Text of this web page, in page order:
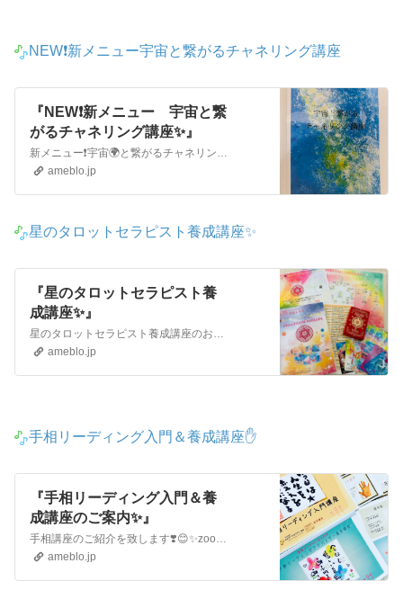
NEW❗️新メニュー宇宙と繋がるチャネリング講座
『NEW❗️新メニュー 宇宙と繋
がるチャネリング講座✨』
新メニュー❗️宇宙🌍と繋がるチャネリング講座のお知らせです❣️😊✨今日は不思議な話が続きますから苦手な方は見ないでくださいね😅💦 ※自分で描いた絵を表…
ameblo.jp
星のタロットセラピスト養成講座✨
『星のタロットセラピスト養
成講座✨』
星のタロットセラピスト養成講座のお知らせです❣️😊zoom講習も承り中です❗️😊✨堀向勇希先生がオリジナルで書き下ろした美しく前向きなメッセージが込められ…
ameblo.jp
手相リーディング入門＆養成講座✋
『手相リーディング入門＆養
成講座のご案内✨』
手相講座のご紹介を致します❣️😊✨zoomによるオンライン講座も可能です 【手相入門＆養成講座随時受付中✨】手相は分からない、難しいと言われていますが『手の…
ameblo.jp